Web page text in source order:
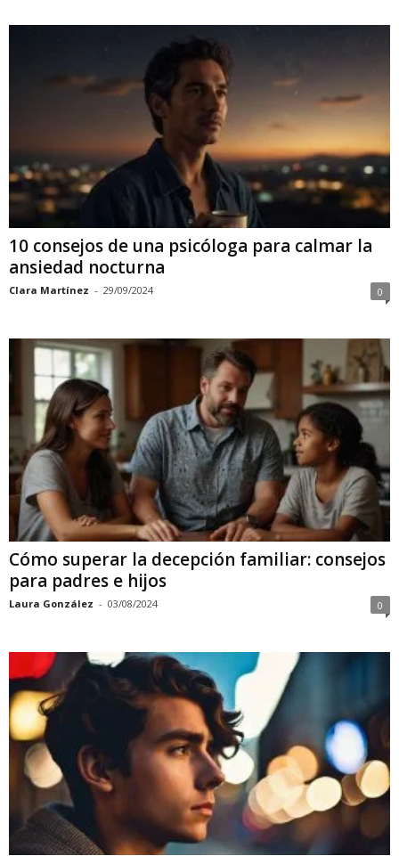
10 consejos de una psicóloga para calmar la
ansiedad nocturna
Clara Martínez - 29/09/2024 0
Cómo superar la decepción familiar: consejos
para padres e hijos
Laura González - 03/08/2024 0